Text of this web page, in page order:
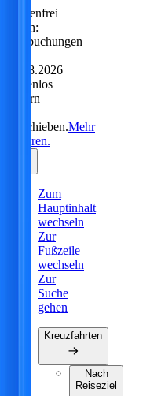
Sorgenfrei
reisen:
Neubuchungen
31.08.2026
kostenlos
ändern
verschieben.Mehr
erfahren.
Zum
Hauptinhalt
wechseln
Zur
Fußzeile
wechseln
Zur
Suche
gehen
Kreuzfahrten
Nach
Reiseziel